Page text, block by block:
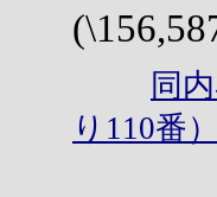
同
り110番）